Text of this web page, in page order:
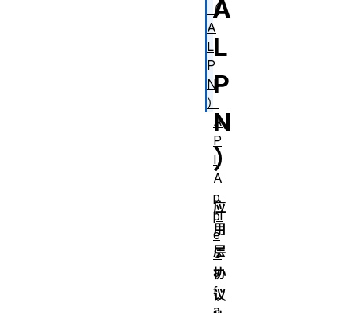
A
L
P
N
）
应
用
层
协
议
（
A
L
P
N
）
A
P
I
A
p
pl
e
S
a
f
a